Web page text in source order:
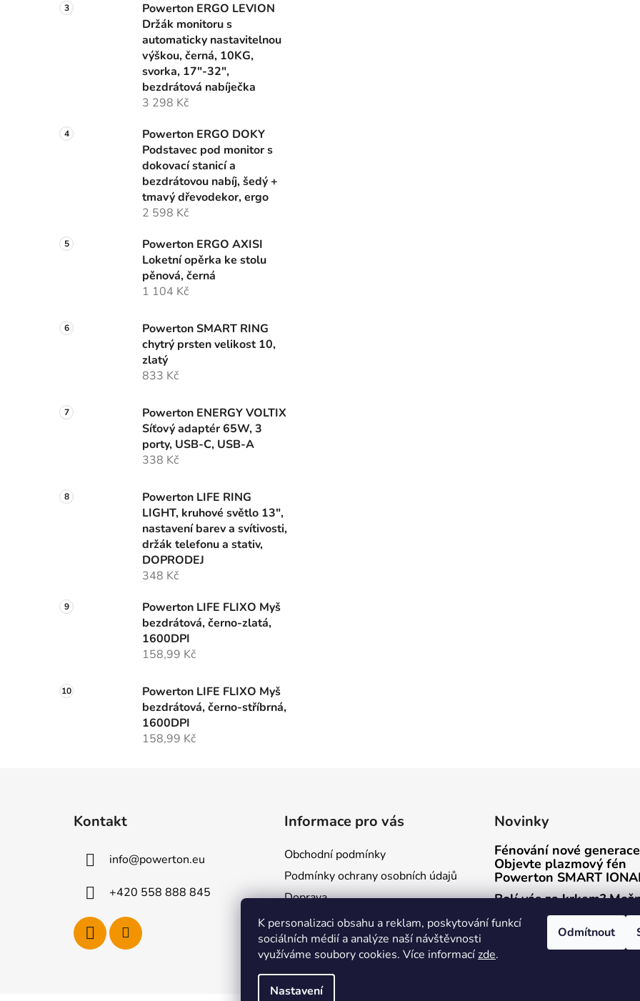
K personalizaci obsahu a reklam, poskytování funkcí
sociálních médií a analýze naší návštěvnosti
využíváme soubory cookies. Více informacízde.
Nastavení
Odmítnout
Powerton ERGO LEVION
Držák monitoru s
automaticky nastavitelnou
výškou, černá, 10KG,
svorka, 17"-32",
bezdrátová nabíječka
3 298 Kč
Powerton ERGO DOKY
Podstavec pod monitor s
dokovací stanicí a
bezdrátovou nabíj, šedý +
tmavý dřevodekor, ergo
2 598 Kč
Powerton ERGO AXISI
Loketní opěrka ke stolu
pěnová, černá
1 104 Kč
Powerton SMART RING
chytrý prsten velikost 10,
zlatý
833 Kč
Powerton ENERGY VOLTIX
Síťový adaptér 65W, 3
porty, USB-C, USB-A
338 Kč
Powerton LIFE RING
LIGHT, kruhové světlo 13",
nastavení barev a svítivosti,
držák telefonu a stativ,
DOPRODEJ
348 Kč
Powerton LIFE FLIXO Myš
bezdrátová, černo-zlatá,
1600DPI
158,99 Kč
Powerton LIFE FLIXO Myš
bezdrátová, černo-stříbrná,
1600DPI
158,99 Kč
Kontakt
info@powerton.eu
+420 558 888 845
Informace pro vás
Obchodní podmínky
Podmínky ochrany osobních údajů
Doprava
Reklamace
Moje objednávka
Novinky
Fénování nové
Objevte plazmový fén
Powerton SMART IONAI
Bolí vás za krkem?
stačí zvednout monitor
Má smysl používat
pod myš?